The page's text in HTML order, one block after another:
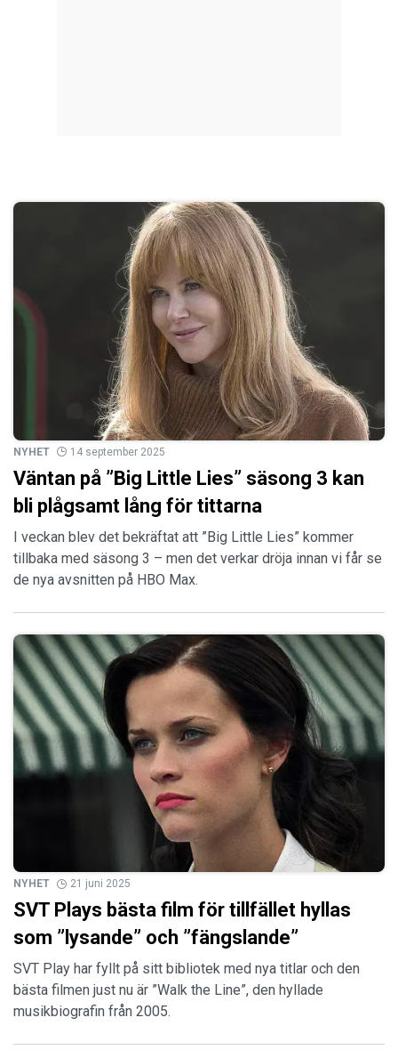
NYHET 14 september 2025
Väntan på ”Big Little Lies” säsong 3 kan
bli plågsamt lång för tittarna
I veckan blev det bekräftat att ”Big Little Lies” kommer
tillbaka med säsong 3 – men det verkar dröja innan vi får se
de nya avsnitten på HBO Max.
NYHET 21 juni 2025
SVT Plays bästa film för tillfället hyllas
som ”lysande” och ”fängslande”
SVT Play har fyllt på sitt bibliotek med nya titlar och den
bästa filmen just nu är ”Walk the Line”, den hyllade
musikbiografin från 2005.